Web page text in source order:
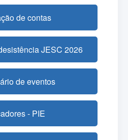
de contas
JESC 2026
de eventos
- PIE